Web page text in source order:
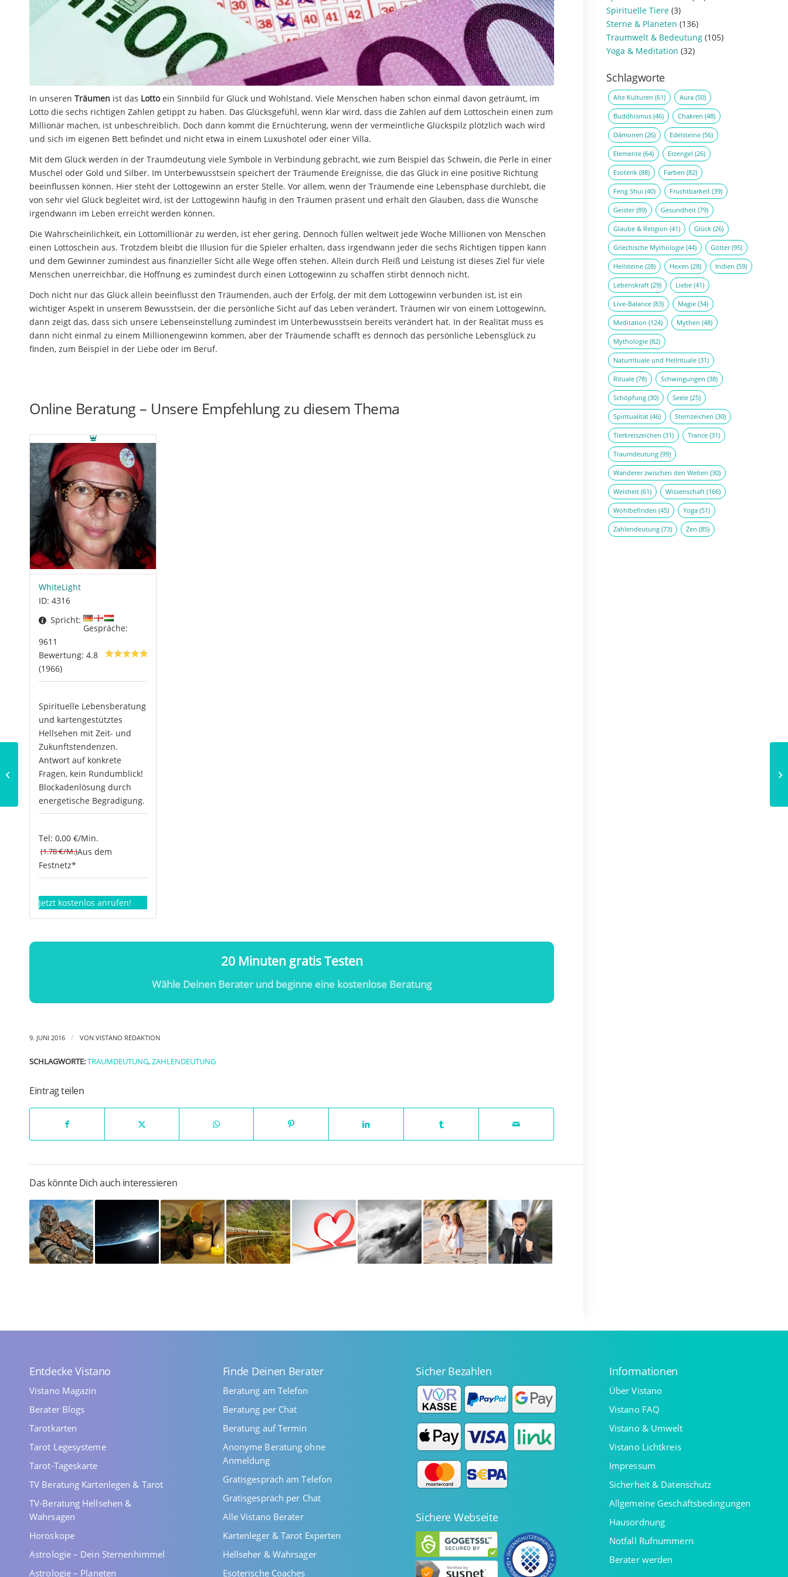
In unseren Träumen ist das Lotto ein Sinnbild für Glück und Wohlstand. Viele Menschen haben schon einmal davon geträumt, im
Lotto die sechs richtigen Zahlen getippt zu haben. Das Glücksgefühl, wenn klar wird, dass die Zahlen auf dem Lottoschein einen zum
Millionär machen, ist unbeschreiblich. Doch dann kommt die Ernüchterung, wenn der vermeintliche Glückspilz plötzlich wach wird
und sich im eigenen Bett befindet und nicht etwa in einem Luxushotel oder einer Villa.
Mit dem Glück werden in der Traumdeutung viele Symbole in Verbindung gebracht, wie zum Beispiel das Schwein, die Perle in einer
Muschel oder Gold und Silber. Im Unterbewusstsein speichert der Träumende Ereignisse, die das Glück in eine positive Richtung
beeinflussen können. Hier steht der Lottogewinn an erster Stelle. Vor allem, wenn der Träumende eine Lebensphase durchlebt, die
von sehr viel Glück begleitet wird, ist der Lottogewinn häufig in den Träumen präsent und erhält den Glauben, dass die Wünsche
irgendwann im Leben erreicht werden können.
Die Wahrscheinlichkeit, ein Lottomillionär zu werden, ist eher gering. Dennoch füllen weltweit jede Woche Millionen von Menschen
einen Lottoschein aus. Trotzdem bleibt die Illusion für die Spieler erhalten, dass irgendwann jeder die sechs Richtigen tippen kann
und dem Gewinner zumindest aus finanzieller Sicht alle Wege offen stehen. Allein durch Fleiß und Leistung ist dieses Ziel für viele
Menschen unerreichbar, die Hoffnung es zumindest durch einen Lottogewinn zu schaffen stirbt dennoch nicht.
Doch nicht nur das Glück allein beeinflusst den Träumenden, auch der Erfolg, der mit dem Lottogewinn verbunden ist, ist ein
wichtiger Aspekt in unserem Bewusstsein, der die persönliche Sicht auf das Leben verändert. Träumen wir von einem Lottogewinn,
dann zeigt das, dass sich unsere Lebenseinstellung zumindest im Unterbewusstsein bereits verändert hat. In der Realität muss es
dann nicht einmal zu einem Millionengewinn kommen, aber der Träumende schafft es dennoch das persönliche Lebensglück zu
finden, zum Beispiel in der Liebe oder im Beruf.
Online Beratung – Unsere Empfehlung zu diesem Thema
WhiteLight
ID: 4316
Spricht:
Gespräche:
9611
Bewertung: 4.8
(1966)
Spirituelle Lebensberatung
und kartengestütztes
Hellsehen mit Zeit- und
Zukunftstendenzen.
Antwort auf konkrete
Fragen, kein Rundumblick!
Blockadenlösung durch
energetische Begradigung.
Tel: 0,00 €/Min.
(1.78 €/M.)Aus dem
Festnetz*
Jetzt kostenlos anrufen!
20 Minuten gratis Testen
Wähle Deinen Berater und beginne eine kostenlose Beratung
9. JUNI 2016 / VON VISTANO REDAKTION
SCHLAGWORTE:TRAUMDEUTUNG,ZAHLENDEUTUNG
Eintrag teilen
Das könnte Dich auch interessieren
Spirituelle Tiere (3)
Sterne & Planeten (136)
Traumwelt & Bedeutung (105)
Yoga & Meditation (32)
Schlagworte
Alte Kulturen (61) Aura (50)
Buddhismus (46) Chakren (48)
Dämonen (26) Edelsteine (56)
Elemente (64) Erzengel (26)
Esoterik (88) Farben (82)
Feng Shui (40) Fruchtbarkeit (39)
Geister(89) Gesundheit (79)
Glaube & Religion (41) Glück (26)
Griechische Mythologie (44) Götter(95)
Heilsteine (28) Hexen (28) Indien (59)
Lebenskraft (29) Liebe (41)
Live-Balance (83) Magie (34)
Meditation (124) Mythen (48)
Mythologie (82)
Naturrituale und Heilrituale (31)
Rituale (78) Schwingungen (38)
Schöpfung (30) Seele (25)
Spiritualität (46) Sternzeichen (30)
Tierkreiszeichen (31) Trance (31)
Traumdeutung (99)
Wanderer zwischen den Welten (30)
Weisheit (61) Wissenschaft (166)
Wohlbefinden (45) Yoga (51)
Zahlendeutung (73) Zen (85)
Entdecke Vistano
Vistano Magazin
Berater Blogs
Tarotkarten
Tarot Legesysteme
Tarot-Tageskarte
TV Beratung Kartenlegen & Tarot
TV-Beratung Hellsehen &
Wahrsagen
Horoskope
Astrologie – Dein Sternenhimmel
Astrologie – Planeten
Finde Deinen Berater
Beratung am Telefon
Beratung per Chat
Beratung auf Termin
Anonyme Beratung ohne
Anmeldung
Gratisgespräch am Telefon
Gratisgespräch per Chat
Alle Vistano Berater
Kartenleger & Tarot Experten
Hellseher & Wahrsager
Esoterische Coaches
Sicher Bezahlen
Sichere Webseite
Informationen
Über Vistano
Vistano FAQ
Vistano & Umwelt
Vistano Lichtkreis
Impressum
Sicherheit & Datenschutz
Allgemeine Geschäftsbedingungen
Hausordnung
Notfall Rufnummern
Berater werden
Stern von Bethlehem